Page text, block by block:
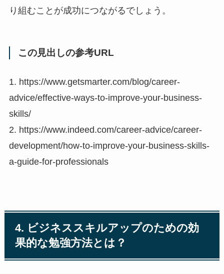
り組むことが成功につながるでしょう。
この見出しの参考URL
1. https://www.getsmarter.com/blog/career-
advice/effective-ways-to-improve-your-business-
skills/
2. https://www.indeed.com/career-advice/career-
development/how-to-improve-your-business-skills-
a-guide-for-professionals
4. ビジネススキルアップのための効
果的な勉強方法とは？